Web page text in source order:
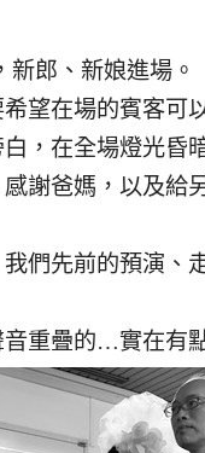
新郎、新娘進場。
望在場的賓客可
，在全場燈光昏
謝爸媽，以及給
們先前的預演、
音重疊的…實在有